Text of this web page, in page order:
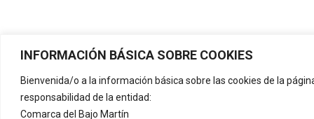
INFORMACIÓN BÁSICA SOBRE COOKIES
Bienvenida/o a la información básica sobre las cookies de la
responsabilidad de la entidad:
Comarca del Bajo Martín